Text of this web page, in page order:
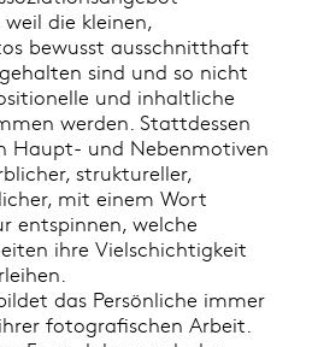
die kleinen,
bewusst ausschnitthaft
sind und so nicht
und inhaltliche
werden. Stattdessen
Haupt- und Nebenmotiven
struktureller,
mit einem Wort
entspinnen, welche
ihre Vielschichtigkeit
das Persönliche immer
fotografischen Arbeit.